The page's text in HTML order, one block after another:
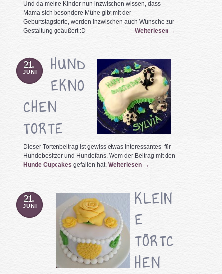
Und da meine Kinder nun inzwischen wissen, dass
Mama sich besondere Mühe gibt mit der
Geburtstagstorte, werden inzwischen auch Wünsche zur
Gestaltung geäußert :D
Weiterlesen →
21.
JUNI
HUND
EKNO
CHEN
TORTE
Dieser Tortenbeitrag ist gewiss etwas Interessantes für
Hundebesitzer und Hundefans. Wem der Beitrag mit den
Hunde Cupcakes gefallen hat,Weiterlesen →
21.
JUNI
KLEIN
E
TÖRTC
HEN